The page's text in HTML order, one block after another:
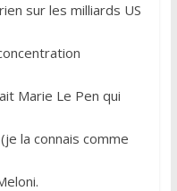
sur les milliards US
Marie Le Pen qui
la connais comme